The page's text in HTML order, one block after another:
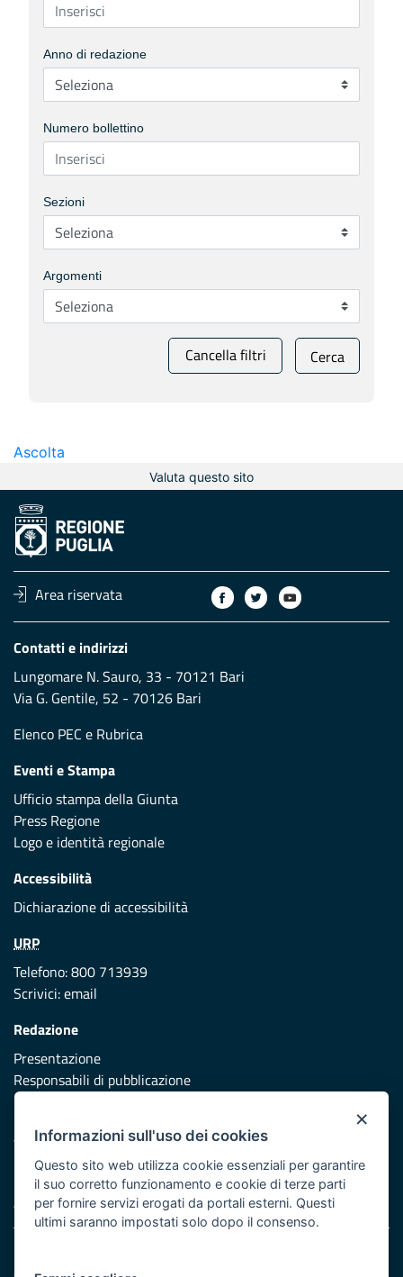
Anno di redazione
Numero bollettino
Sezioni
Argomenti
Cancella filtri Cerca
Ascolta
Valuta questo sito
Area riservata
Contatti e indirizzi
Lungomare N. Sauro, 33 - 70121 Bari
Via G. Gentile, 52 - 70126 Bari
Elenco PEC e Rubrica
Eventi e Stampa
Ufficio stampa della Giunta
Press Regione
Logo e identità regionale
Accessibilità
Dichiarazione di accessibilità
URP
Telefono: 800 713939
Scrivici:email
Redazione
Presentazione
Responsabili di pubblicazione
Vai al sito di Protezione Civile Puglia
Iniziativa finanziata con risorse del POR Puglia 2014/2020 -
Asse XI
×
Informazioni sull'uso dei cookies
Questo sito web utilizza cookie essenziali per garantire
il suo corretto funzionamento e cookie di terze parti
per fornire servizi erogati da portali esterni. Questi
ultimi saranno impostati solo dopo il consenso.